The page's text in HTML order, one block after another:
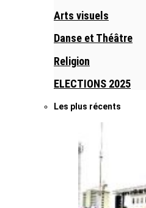
Arts visuels
Danse et Théâtre
Religion
ELECTIONS 2025
Les plus récents